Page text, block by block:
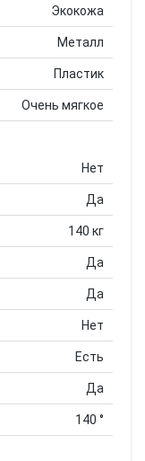
Экокожа
Металл
Пластик
Очень мягкое
Нет
Да
140 кг
Да
Да
Нет
Есть
Да
140 °